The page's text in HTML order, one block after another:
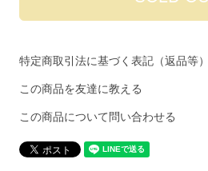
特定商取引法に基づく表記（返品等）
この商品を友達に教える
この商品について問い合わせる